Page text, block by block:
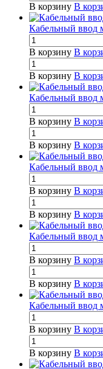
В корзину В
Кабельный ввод
В корзину В
В корзину В
Кабельный ввод
В корзину В
В корзину В
Кабельный ввод
В корзину В
В корзину В
Кабельный ввод
В корзину В
В корзину В
Кабельный ввод
В корзину В
В корзину В